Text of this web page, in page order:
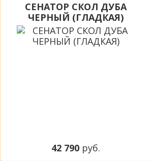
СЕНАТОР СКОЛ ДУБА
ЧЕРНЫЙ (ГЛАДКАЯ)
42 790 руб.